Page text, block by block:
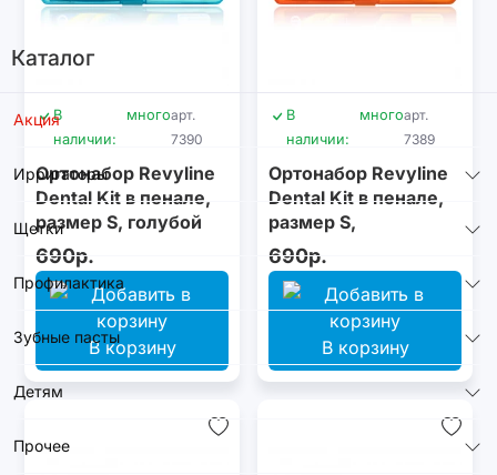
Каталог
Акция
Ирригаторы
Щетки
Профилактика
Зубные пасты
Детям
Прочее
В
наличии:
многоарт.
7390
Ортонабор Revyline
Dental Kit в пенале,
размер S, голубой
690р.
В корзину
В
наличии:
многоарт.
7389
Ортонабор Revyline
Dental Kit в пенале,
размер S,
оранжевый
690р.
В корзину